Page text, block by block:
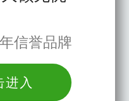
信誉品牌
进入